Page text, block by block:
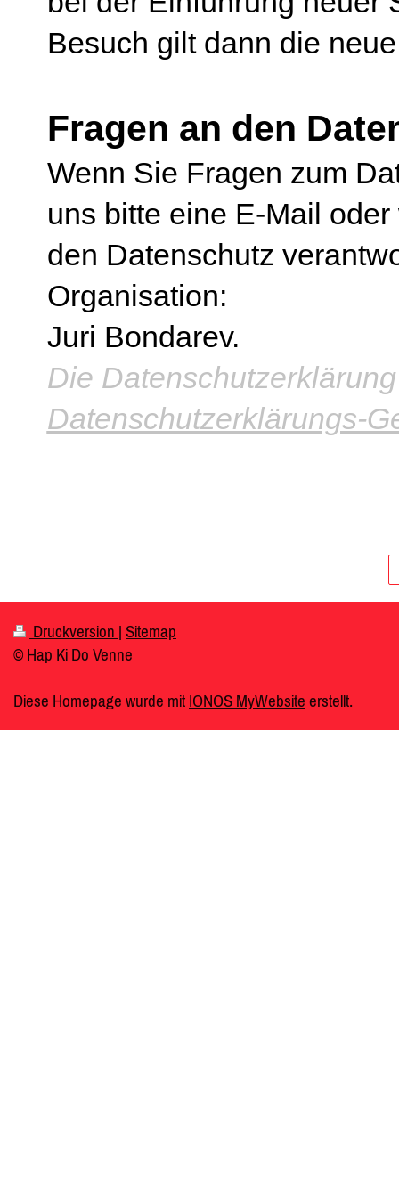
Besuch gilt dann die
Fragen an den
Wenn Sie Fragen zum
uns bitte eine E-Mail
den Datenschutz
Organisation:
Juri Bondarev.
Die
Datenschutzerklärungs-
Druckversion | Sitemap
© Hap Ki Do Venne
Diese Homepage wurde mit IONOS MyWebsite erstellt.